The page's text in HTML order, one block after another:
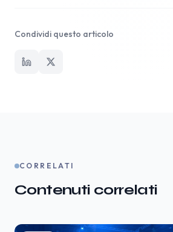
Condividi questo articolo
CORRELATI
Contenuti correlati